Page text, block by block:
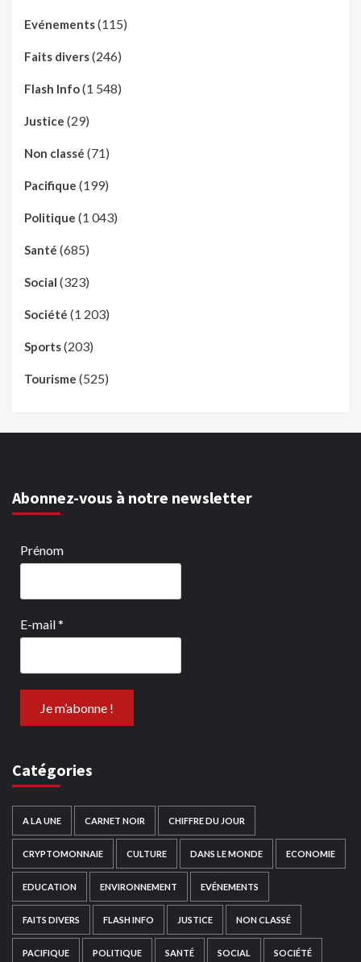
Evénements(115)
Faits divers(246)
Flash Info(1 548)
Justice (29)
Non classé (71)
Pacifique (199)
Politique (1 043)
Santé (685)
Social (323)
Société (1 203)
Sports(203)
Tourisme (525)
Abonnez-vous à notre newsletter
Prénom
E-mail*
Catégories
A LA UNE CARNET NOIR CHIFFRE DU JOUR
CRYPTOMONNAIE CULTURE DANS LE MONDE ECONOMIE
EDUCATION ENVIRONNEMENT EVÉNEMENTS
FAITS DIVERS FLASH INFO JUSTICE NON CLASSÉ
PACIFIQUE POLITIQUE SANTÉ SOCIAL SOCIÉTÉ